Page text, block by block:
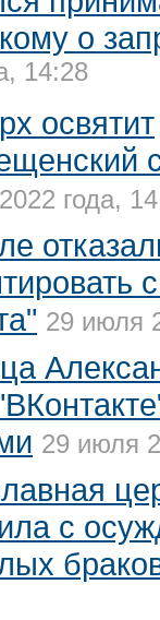
о
14:28
освятит
года,
29 июля
29 июля
с